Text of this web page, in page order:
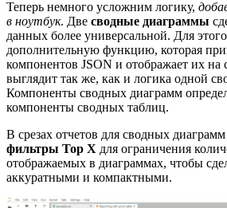
Теперь немного усложним логику,
в ноутбук. Две сводные диаграммы
данных более универсальной. Для
дополнительную функцию, которая
компонентов JSON и отображает их на
выглядит так же, как и логика одной
Компоненты сводных диаграмм
компоненты сводных таблиц.
В срезах отчетов для сводных
фильтры Top X для ограничения
отображаемых в диаграммах, чтобы
аккуратными и компактными.